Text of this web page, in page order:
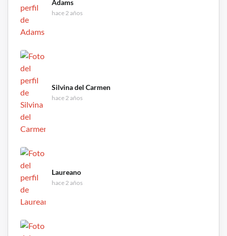
Adams
hace 2 años
Silvina del Carmen
hace 2 años
Laureano
hace 2 años